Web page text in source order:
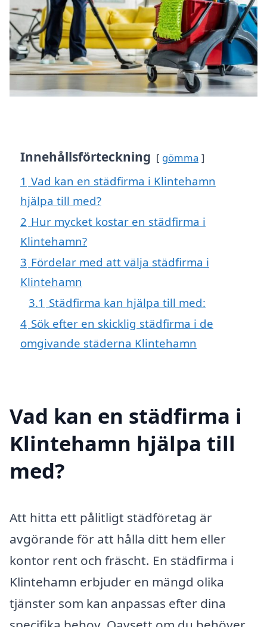
Innehållsförteckning gömma
1 Vad kan en städfirma i Klintehamn
hjälpa till med?
2 Hur mycket kostar en städfirma i
Klintehamn?
3 Fördelar med att välja städfirma i
Klintehamn
3.1 Städfirma kan hjälpa till med:
4 Sök efter en skicklig städfirma i de
omgivande städerna Klintehamn
Vad kan en städfirma i
Klintehamn hjälpa till
med?
Att hitta ett pålitligt städföretag är
avgörande för att hålla ditt hem eller
kontor rent och fräscht. En städfirma i
Klintehamn erbjuder en mängd olika
tjänster som kan anpassas efter dina